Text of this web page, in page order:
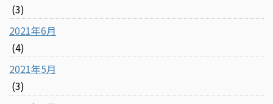
(3)
2021年6月
(4)
2021年5月
(3)